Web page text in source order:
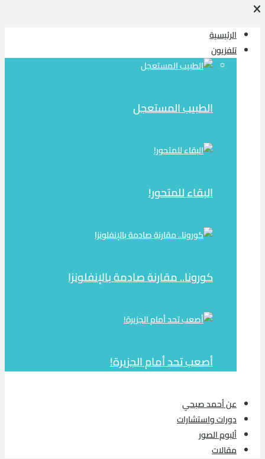
الرئيسية
تلفزيون
الطبيب المستعجل
البقاء للمتحور!
كورونا.. مقارنة صادمة بالإنفلونزا
أصعب تحد أمام الجزيرة!
عن أحمد صبحي
دورات واستشارات
ألبوم الصور
مقالات